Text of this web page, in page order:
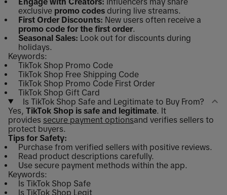
exclusive promo codes during live streams.
First Order Discounts: New users often receive a
promo code for the first order.
Seasonal Sales: Look out for discounts during
holidays.
Keywords:
TikTok Shop Promo Code
TikTok Shop Free Shipping Code
TikTok Shop Promo Code First Order
TikTok Shop Gift Card
Is TikTok Shop Safe and Legitimate to Buy From?
Yes, TikTok Shop is safe and legitimate. It
provides secure payment optionsand verifies sellers to
protect buyers.
Tips for Safety:
Purchase from verified sellers with positive reviews.
Read product descriptions carefully.
Use secure payment methods within the app.
Keywords:
Is TikTok Shop Safe
Is TikTok Shop Legit